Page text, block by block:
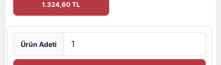
1.324,60 TL
Ürün Adeti